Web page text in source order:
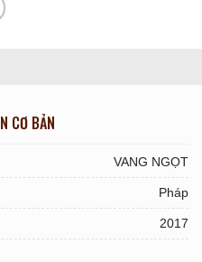
CƠ BẢN
VANG NGỌT
Pháp
2017